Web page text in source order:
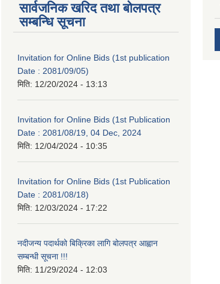
सार्वजनिक खरिद तथा बोलपत्र
सम्बन्धि सूचना
Invitation for Online Bids (1st publication
Date : 2081/09/05)
मिति: 12/20/2024 - 13:13
Invitation for Online Bids (1st Publication
Date : 2081/08/19, 04 Dec, 2024
मिति: 12/04/2024 - 10:35
Invitation for Online Bids (1st Publication
Date : 2081/08/18)
मिति: 12/03/2024 - 17:22
नदीजन्य पदार्थको बिक्रिका लागि बोलपत्र आह्वान
सम्बन्धी सूचना !!!
मिति: 11/29/2024 - 12:03